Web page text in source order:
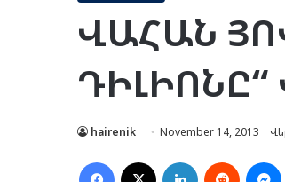
ՎԱ­ՀԱՆ
hairenik November 14, 2013
Facebook LinkedIn Reddit